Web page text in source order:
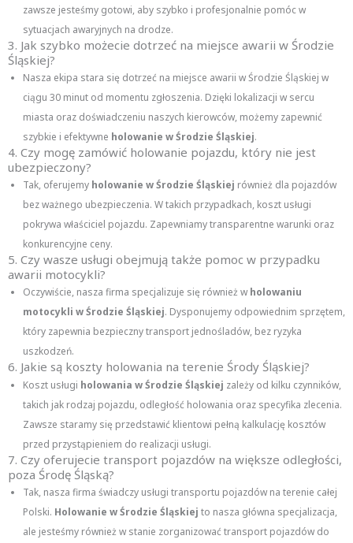
zawsze jesteśmy gotowi, aby szybko i profesjonalnie pomóc w
sytuacjach awaryjnych na drodze.
3. Jak szybko możecie dotrzeć na miejsce awarii w Środzie
Śląskiej?
Nasza ekipa stara się dotrzeć na miejsce awarii w Środzie Śląskiej w
ciągu 30 minut od momentu zgłoszenia. Dzięki lokalizacji w sercu
miasta oraz doświadczeniu naszych kierowców, możemy zapewnić
szybkie i efektywne holowanie w Środzie Śląskiej.
4. Czy mogę zamówić holowanie pojazdu, który nie jest
ubezpieczony?
Tak, oferujemy holowanie w Środzie Śląskiej również dla pojazdów
bez ważnego ubezpieczenia. W takich przypadkach, koszt usługi
pokrywa właściciel pojazdu. Zapewniamy transparentne warunki oraz
konkurencyjne ceny.
5. Czy wasze usługi obejmują także pomoc w przypadku
awarii motocykli?
Oczywiście, nasza firma specjalizuje się również w holowaniu
motocykli w Środzie Śląskiej. Dysponujemy odpowiednim sprzętem,
który zapewnia bezpieczny transport jednośladów, bez ryzyka
uszkodzeń.
6. Jakie są koszty holowania na terenie Środy Śląskiej?
Koszt usługi holowania w Środzie Śląskiej zależy od kilku czynników,
takich jak rodzaj pojazdu, odległość holowania oraz specyfika zlecenia.
Zawsze staramy się przedstawić klientowi pełną kalkulację kosztów
przed przystąpieniem do realizacji usługi.
7. Czy oferujecie transport pojazdów na większe odległości,
poza Środę Śląską?
Tak, nasza firma świadczy usługi transportu pojazdów na terenie całej
Polski. Holowanie w Środzie Śląskiej to nasza główna specjalizacja,
ale jesteśmy również w stanie zorganizować transport pojazdów do